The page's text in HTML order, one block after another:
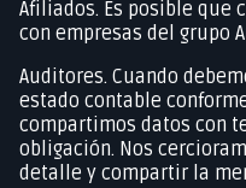
Afiliados. Es posible que
con empresas del grupo
Auditores. Cuando
estado contable
compartimos datos con
obligación. Nos
detalle y compartir la